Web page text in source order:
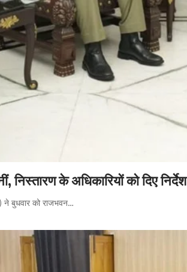
के अधिकारियों को दिए निर्देश
ने बुधवार को राजभवन…